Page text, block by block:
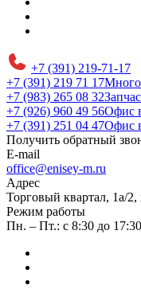
+7 (391) 219-71-17
+7 (391) 219 71 17
+7 (983) 265 08 32
+7 (926) 960 49 56Офис
+7 (391) 251 04 47Офис
Получить обратный
E-mail
office@enisey-m.ru
Адрес
​Торговый квартал, 1а/
Режим работы
Пн. – Пт.: с 8:30 до 17:30